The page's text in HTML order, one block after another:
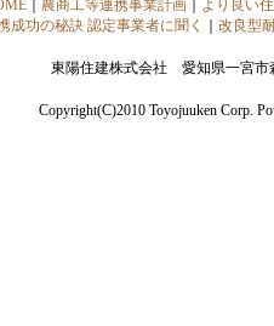
農商工等連携事業計画
より良い
成功の秘訣 認定事業者に聞く
改良型
東陽住建株式会社 愛知県一宮市
Copyright(C)2010 Toyojuuken Corp.